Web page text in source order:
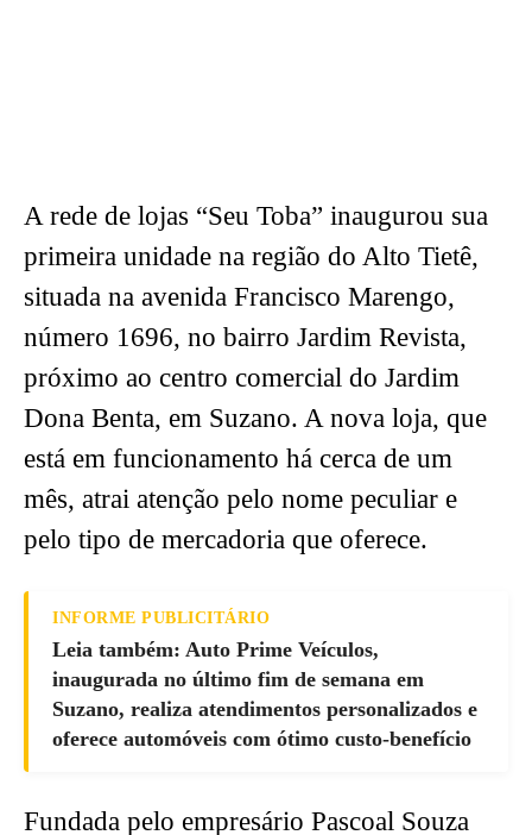
A rede de lojas “Seu Toba” inaugurou sua
primeira unidade na região do Alto Tietê,
situada na avenida Francisco Marengo,
número 1696, no bairro Jardim Revista,
próximo ao centro comercial do Jardim
Dona Benta, em Suzano. A nova loja, que
está em funcionamento há cerca de um
mês, atrai atenção pelo nome peculiar e
pelo tipo de mercadoria que oferece.
INFORME PUBLICITÁRIO
Leia também: Auto Prime Veículos,
inaugurada no último fim de semana em
Suzano, realiza atendimentos personalizados e
oferece automóveis com ótimo custo-benefício
Fundada pelo empresário Pascoal Souza